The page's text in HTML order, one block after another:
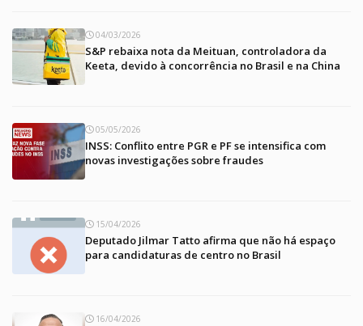
04/03/2026
S&P rebaixa nota da Meituan, controladora da
Keeta, devido à concorrência no Brasil e na China
05/05/2026
INSS: Conflito entre PGR e PF se intensifica com
novas investigações sobre fraudes
15/04/2026
Deputado Jilmar Tatto afirma que não há espaço
para candidaturas de centro no Brasil
16/04/2026